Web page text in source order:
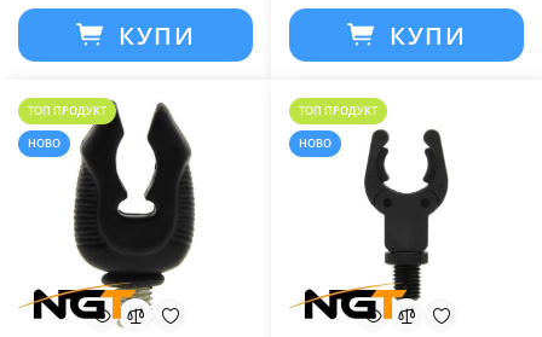
КУПИ КУПИ
ТОП ПРОДУКТ
НОВО
ТОП ПРОДУКТ
НОВО